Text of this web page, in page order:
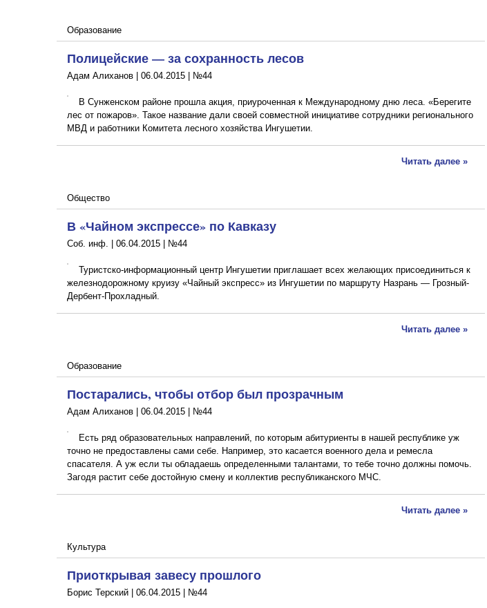
Образование
Полицейские — за сохранность лесов
Адам Алиханов | 06.04.2015 №44
В Сунженском районе прошла акция, приуроченная к Международному дню леса. «Берегите
лес от пожаров». Такое название дали своей совместной инициативе сотрудники регионального
МВД и работники Комитета лесного хозяйства Ингушетии.
Читать далее »
Общество
В «Чайном экспрессе» по Кавказу
Соб. инф. | 06.04.2015 №44
Туристско-информационный центр Ингушетии приглашает всех желающих присоединиться к
железнодорожному круизу «Чайный экспресс» из Ингушетии по маршруту Назрань — Грозный-
Дербент-Прохладный.
Читать далее »
Образование
Постарались, чтобы отбор был прозрачным
Адам Алиханов | 06.04.2015 №44
Есть ряд образовательных направлений, по которым абитуриенты в нашей республике уж
точно не предоставлены сами себе. Например, это касается военного дела и ремесла
спасателя. А уж если ты обладаешь определенными талантами, то тебе точно должны помочь.
Загодя растит себе достойную смену и коллектив республиканского МЧС.
Читать далее »
Культура
Приоткрывая завесу прошлого
Борис Терский | 06.04.2015 №44